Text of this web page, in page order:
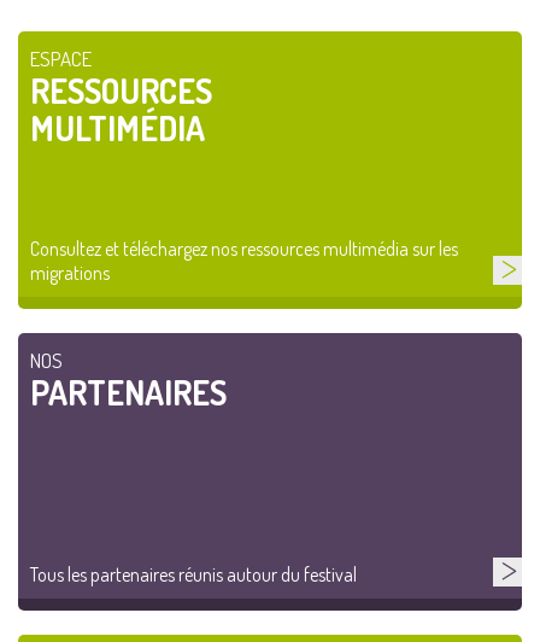
ESPACE
RESSOURCES
MULTIMÉDIA
Consultez et téléchargez nos ressources multimédia sur les
migrations
NOS
PARTENAIRES
Tous les partenaires réunis autour du festival